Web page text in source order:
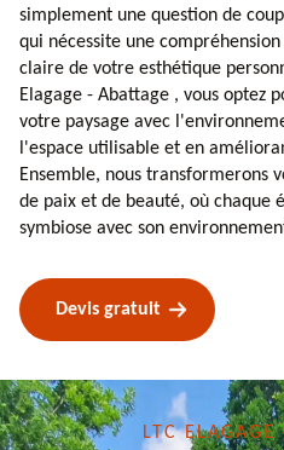
simplement une question de
qui nécessite une
claire de votre esthétique
Elagage - Abattage , vous optez
votre paysage avec
l'espace utilisable et en
Ensemble, nous transformerons
de paix et de beauté, où chaque
symbiose avec son
Devis gratuit
LTC ELAGAGE